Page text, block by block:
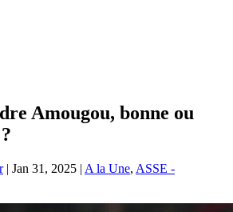
Amougou, bonne ou
| Jan 31, 2025 | A la Une, ASSE -